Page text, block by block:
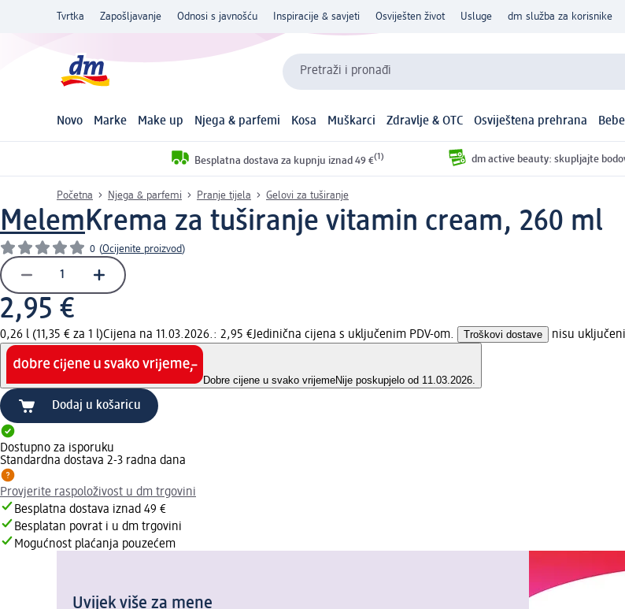
Tvrtka Zapošljavanje Odnosi s javnošću Inspiracije & savjeti Osviješten život Usluge dm služba za korisnike
Pretraži i pronađi
Novo Marke Make up Njega & parfemi Kosa Muškarci Zdravlje & OTC Osviještena prehrana
Besplatna dostava za kupnju iznad 49 €(1) dm active beauty: skupljajte
Početna Njega & parfemi Pranje tijela Gelovi za tuširanje
MelemKrema za tuširanje vitamin cream, 260 ml
0 (Ocijenite proizvod)
2,95 €
0,26 l (11,35 € za 1 l)Cijena na 11.03.2026.: 2,95 €Jedinična cijena s uključenim PDV-om. Troškovi dostave nisu
Dobre cijene u svako vrijemeNije poskupjelo od 11.03.2026.
Dodaj u košaricu
Dostupno za isporuku
Standardna dostava 2-3 radna dana
Provjerite raspoloživost u dm trgovini
Besplatna dostava iznad 49 €
Besplatan povrat i u dm trgovini
Mogućnost plaćanja pouzećem
Uvijek više za mene